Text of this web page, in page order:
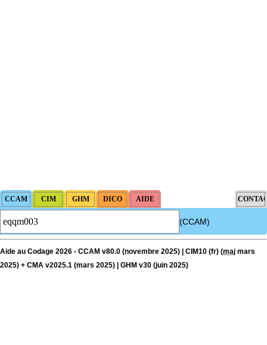
(CCAM)
Aide au Codage 2026 - CCAM v80.0 (novembre 2025) | CIM10 (fr) (maj mars
2025) + CMA v2025.1 (mars 2025) | GHM v30 (juin 2025)